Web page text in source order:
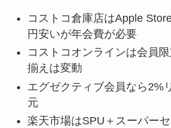
コストコ倉庫店はApple
円安いが年会費が必要
コストコオンラインは会員
揃えは変動
エグゼクティブ会員なら2%
元
楽天市場はSPU＋スーパー